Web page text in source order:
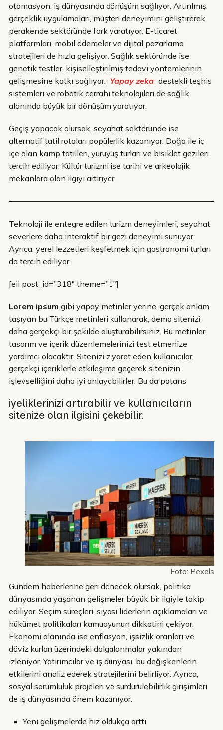
otomasyon, iş dünyasında dönüşüm sağlıyor. Artırılmış
gerçeklik uygulamaları, müşteri deneyimini geliştirerek
perakende sektöründe fark yaratıyor. E-ticaret
platformları, mobil ödemeler ve dijital pazarlama
stratejileri de hızla gelişiyor. Sağlık sektöründe ise
genetik testler, kişiselleştirilmiş tedavi yöntemlerinin
gelişmesine katkı sağlıyor. Yapay zeka destekli teşhis
sistemleri ve robotik cerrahi teknolojileri de sağlık
alanında büyük bir dönüşüm yaratıyor.
Geçiş yapacak olursak, seyahat sektöründe ise
alternatif tatil rotaları popülerlik kazanıyor. Doğa ile iç
içe olan kamp tatilleri, yürüyüş turları ve bisiklet gezileri
tercih ediliyor. Kültür turizmi ise tarihi ve arkeolojik
mekanlara olan ilgiyi artırıyor.
Teknoloji ile entegre edilen turizm deneyimleri, seyahat
severlere daha interaktif bir gezi deneyimi sunuyor.
Ayrıca, yerel lezzetleri keşfetmek için gastronomi turları
da tercih ediliyor.
[eii post_id=”318″ theme=”1″]
Lorem ipsum gibi yapay metinler yerine, gerçek anlam
taşıyan bu Türkçe metinleri kullanarak, demo sitenizi
daha gerçekçi bir şekilde oluşturabilirsiniz. Bu metinler,
tasarım ve içerik düzenlemelerinizi test etmenize
yardımcı olacaktır. Sitenizi ziyaret eden kullanıcılar,
gerçekçi içeriklerle etkileşime geçerek sitenizin
işlevselliğini daha iyi anlayabilirler. Bu da potans
iyeliklerinizi artırabilir ve kullanıcıların
sitenize olan ilgisini çekebilir.
Foto: Pexels
Gündem haberlerine geri dönecek olursak, politika
dünyasında yaşanan gelişmeler büyük bir ilgiyle takip
ediliyor. Seçim süreçleri, siyasi liderlerin açıklamaları ve
hükümet politikaları kamuoyunun dikkatini çekiyor.
Ekonomi alanında ise enflasyon, işsizlik oranları ve
döviz kurları üzerindeki dalgalanmalar yakından
izleniyor. Yatırımcılar ve iş dünyası, bu değişkenlerin
etkilerini analiz ederek stratejilerini belirliyor. Ayrıca,
sosyal sorumluluk projeleri ve sürdürülebilirlik girişimleri
de iş dünyasında önem kazanıyor.
Yeni gelişmelerde hız oldukça arttı